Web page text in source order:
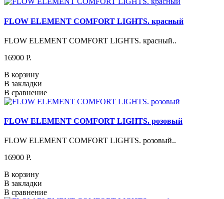
FLOW ELEMENT COMFORT LIGHTS. красный
FLOW ELEMENT COMFORT LIGHTS. красный..
16900 P.
В корзину
В закладки
В сравнение
FLOW ELEMENT COMFORT LIGHTS. розовый
FLOW ELEMENT COMFORT LIGHTS. розовый..
16900 P.
В корзину
В закладки
В сравнение